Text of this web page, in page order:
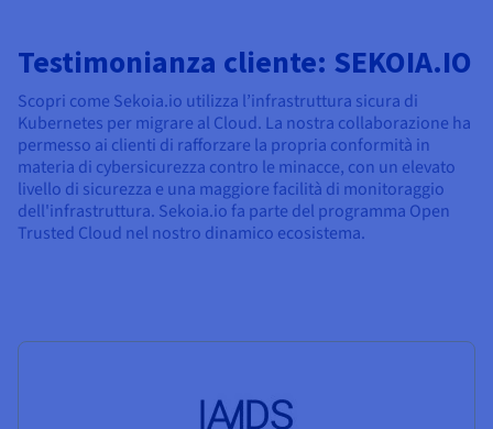
Testimonianza cliente: SEKOIA.IO
Scopri come Sekoia.io utilizza l’infrastruttura sicura di
Kubernetes per migrare al Cloud. La nostra collaborazione ha
permesso ai clienti di rafforzare la propria conformità in
materia di cybersicurezza contro le minacce, con un elevato
livello di sicurezza e una maggiore facilità di monitoraggio
dell'infrastruttura. Sekoia.io fa parte del programma Open
Trusted Cloud nel nostro dinamico ecosistema.